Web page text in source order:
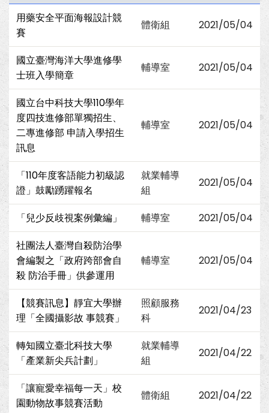
用藥安全平面海報設計競
賽
體衛組 2021/05/04
國立臺灣海洋大學進修學
士班入學簡章
輔導室 2021/05/04
國立台中科技大學110學年
度四技進修部單獨招生、
二專進修部 申請入學招生
訊息
輔導室 2021/05/04
「110年度客語能力初級認
證」鼓勵踴躍報名
就業輔導
組
2021/05/04
「兒少反歧視案例彙編」 輔導室
2021/05/04
社團法人臺灣自殺防治學
會編製之「政府跨部會自
殺 防治手冊」供參運用
輔導室 2021/05/04
【競賽訊息】靜宜大學辦
理「全國攝影故 事競賽」
照顧服務
科
2021/04/23
轉知國立臺北科技大學
「產業新尖兵計劃」
就業輔導
組
2021/04/22
「讓寵愛幸福每一天」校
園動物故事競賽活動
體衛組 2021/04/22